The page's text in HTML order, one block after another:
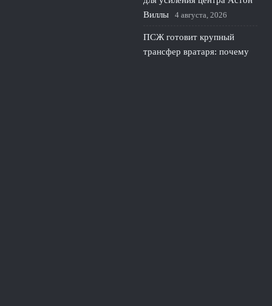
Виллы
4 августа, 2026
ПСЖ готовит крупный
трансфер вратаря: почему